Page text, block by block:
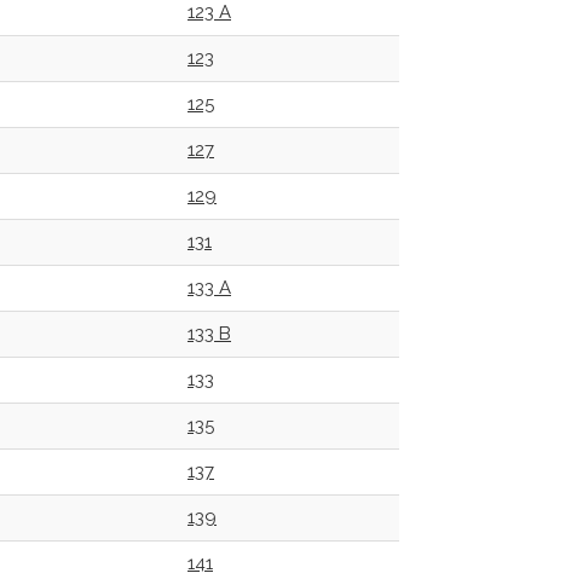
123 A
123
125
127
129
131
133 A
133 B
133
135
137
139
141